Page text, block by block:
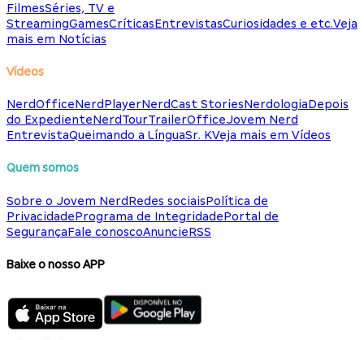
FilmesSéries, TV e
StreamingGamesCríticasEntrevistasCuriosidades e etc.Veja
mais em Notícias
Vídeos
NerdOfficeNerdPlayerNerdCast StoriesNerdologiaDepois
do ExpedienteNerdTourTrailerOfficeJovem Nerd
EntrevistaQueimando a LínguaSr. KVeja mais em Vídeos
Quem somos
Sobre o Jovem NerdRedes sociaisPolítica de
PrivacidadePrograma de IntegridadePortal de
SegurançaFale conoscoAnuncieRSS
Baixe o nosso APP